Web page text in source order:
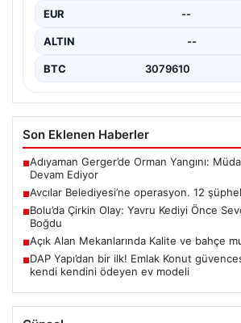
EUR --
ALTIN --
BTC 3079610
Son Eklenen Haberler
■Adıyaman Gerger’de Orman Yangını:
Devam Ediyor
■Avcılar Belediyesi’ne operasyon. 12
■Bolu’da Çirkin Olay: Yavru Kediyi Önce
Boğdu
■Açık Alan Mekanlarında Kalite ve bahçe
■DAP Yapı’dan bir ilk! Emlak Konut
kendi kendini ödeyen ev modeli